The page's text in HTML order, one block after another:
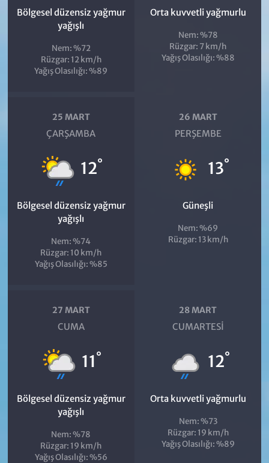
Bölgesel düzensiz yağmur
yağışlı
Nem: %72
Rüzgar: 12 km/h
Yağış Olasılığı: %89
Orta kuvvetli yağmurlu
Nem: %78
Rüzgar: 7 km/h
Yağış Olasılığı: %88
25 MART
ÇARŞAMBA
12°
Bölgesel düzensiz yağmur
yağışlı
Nem: %74
Rüzgar: 10 km/h
Yağış Olasılığı: %85
26 MART
PERŞEMBE
13°
Güneşli
Nem: %69
Rüzgar: 13 km/h
27 MART
CUMA
11°
Bölgesel düzensiz yağmur
yağışlı
Nem: %78
Rüzgar: 19 km/h
Yağış Olasılığı: %56
28 MART
CUMARTESI
12°
Orta kuvvetli yağmurlu
Nem: %73
Rüzgar: 19 km/h
Yağış Olasılığı: %89